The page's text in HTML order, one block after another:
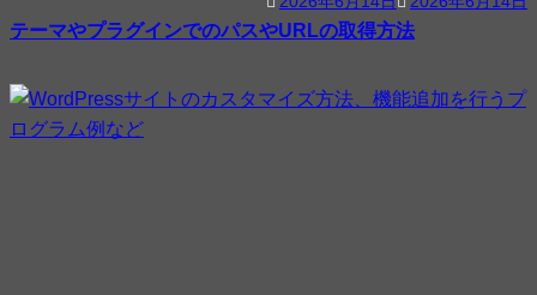
テーマやプラグインでのパスやURLの取得方法